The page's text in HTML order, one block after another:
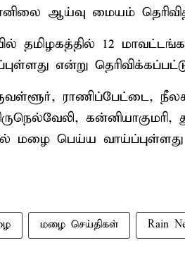
ஆய்வு மையம்
தமிழகத்தில் 12
என்று
ராணிப்பேட்டை,
கன்னியாகுமரி,
மழை பெய்ய வாய்ப்புள்ளது
மழை செய்திகள் Rain